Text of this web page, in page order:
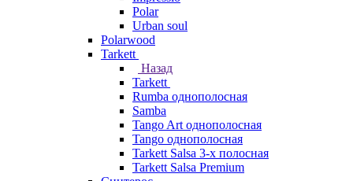
Polar
Urban soul
Polarwood
Tarkett
Назад
Tarkett
Rumba однополосная
Samba
Tango Art однополосная
Tango однополосная
Tarkett Salsa 3-х полосная
Tarkett Salsa Premium